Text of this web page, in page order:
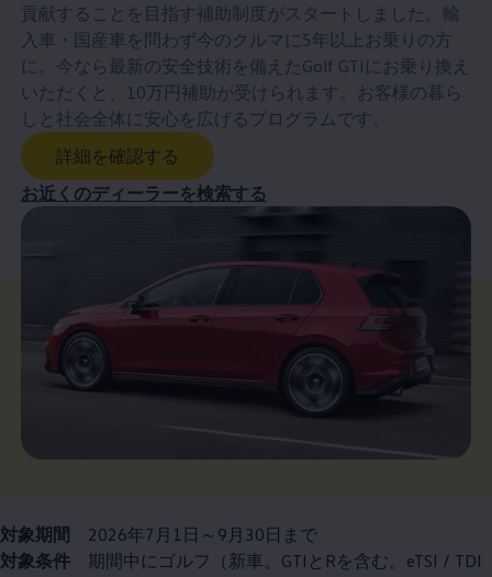
貢献することを目指す補助制度がスタートしました。輸
入車・国産車を問わず今のクルマに5年以上お乗りの方
に。今なら最新の安全技術を備えたGolf GTIにお乗り換え
いただくと、10万円補助が受けられます。お客様の暮ら
しと社会全体に安心を広げるプログラムです。
詳細を確認する
お近くのディーラーを検索する
対象期間 2026年7月1日～9月30日まで
対象条件 期間中にゴルフ（新車。GTIとRを含む。eTSI / TDI